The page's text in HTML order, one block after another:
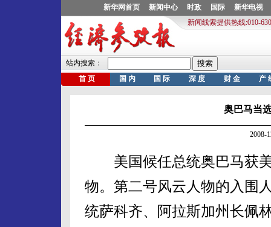
奥巴马当
2008-
美国候任总统奥巴马获美
物。第二号风云人物的入围
统萨科齐、阿拉斯加州长佩